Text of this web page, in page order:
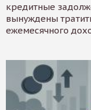
кредитные
вынуждены
ежемесячного